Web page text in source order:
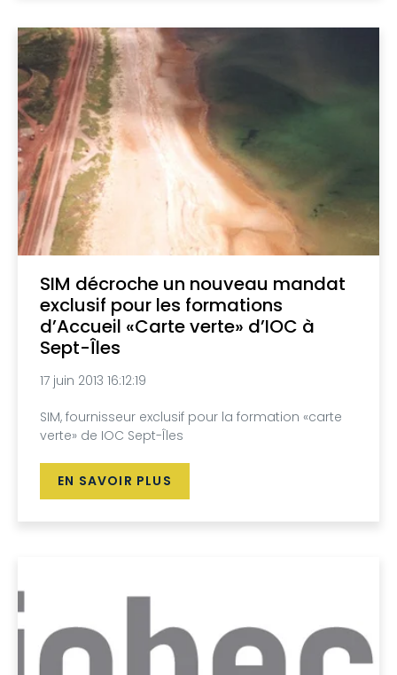
SIM décroche un nouveau mandat
exclusif pour les formations
d’Accueil «Carte verte» d’IOC à
Sept-Îles
17 juin 2013 16:12:19
SIM, fournisseur exclusif pour la formation «carte
verte» de IOC Sept-Îles
EN SAVOIR PLUS